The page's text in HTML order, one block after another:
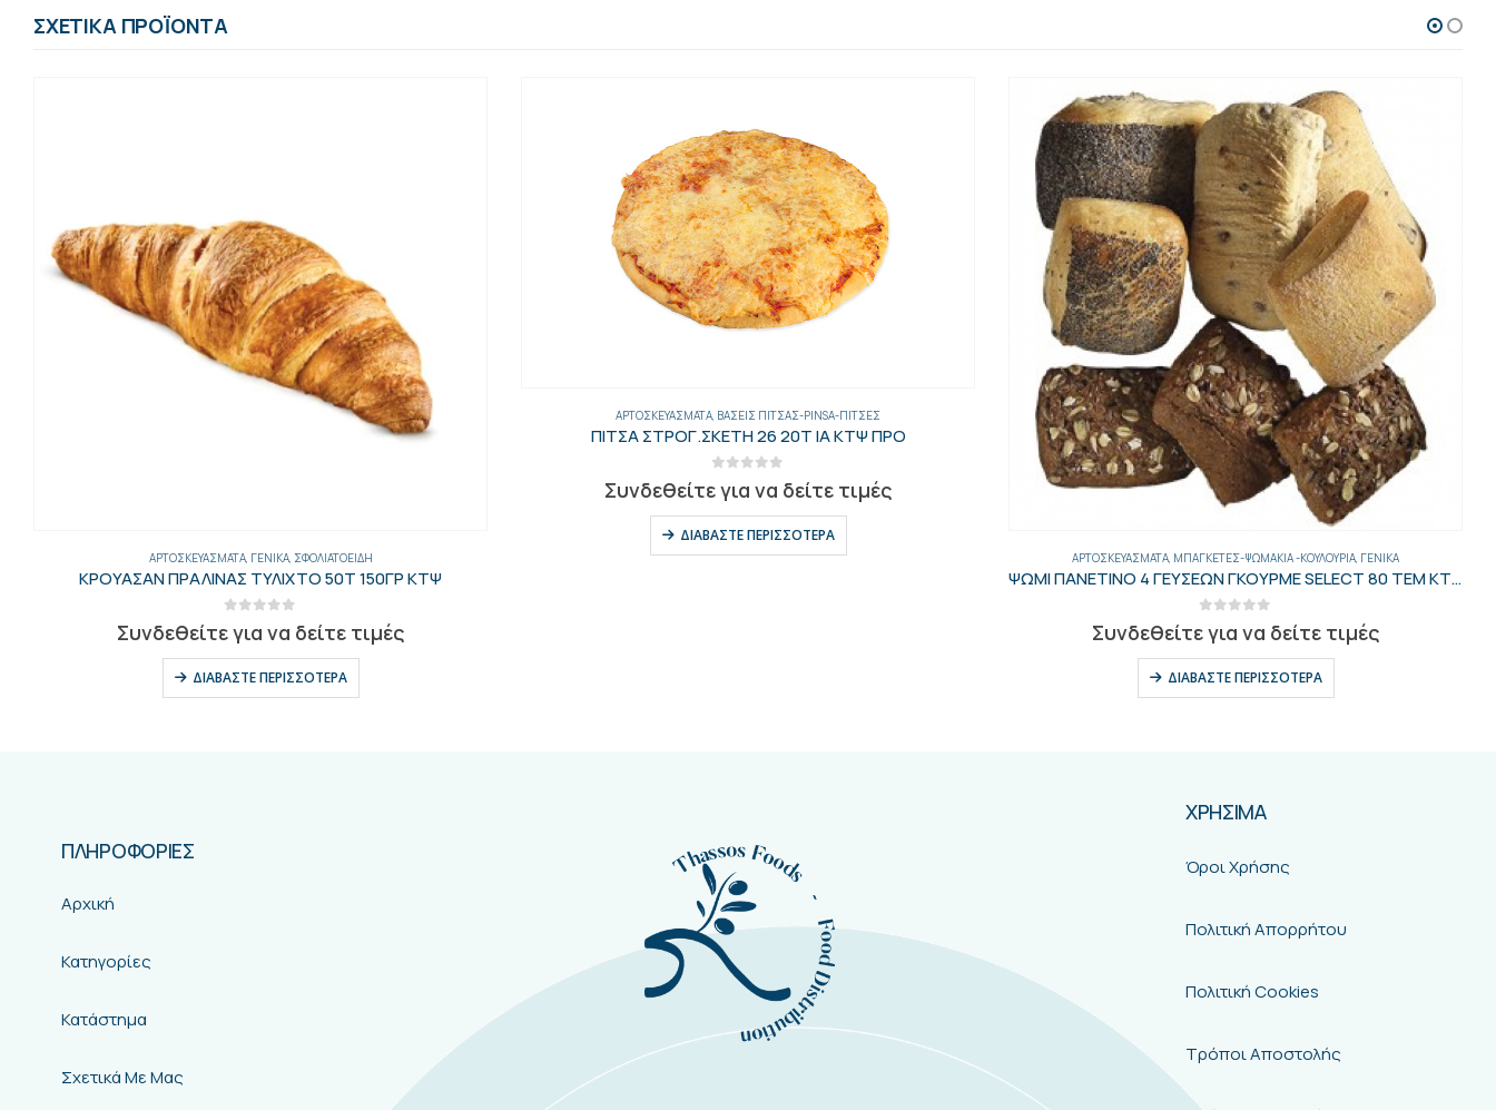
ΣΧΕΤΙΚΆ ΠΡΟΪΌΝΤΑ
ΑΡΤΟΣΚΕΥΆΣΜΑΤΑ, ΓΕΝΙΚΑ, ΣΦΟΛΙΑΤΟΕΙΔΉ
ΚΡΟΥΑΣΑΝ ΠΡΑΛΙΝΑΣ ΤΥΛΙΧΤΟ 50Τ 150ΓΡ ΚΤΨ
Συνδεθείτε για να δείτε τιμές
ΔΙΑΒΆΣΤΕ ΠΕΡΙΣΣΌΤΕΡΑ
ΑΡΤΟΣΚΕΥΆΣΜΑΤΑ, ΒΆΣΕΙΣ ΠΊΤΣΑΣ-PINSA-ΠΊΤΣΕΣ
ΠΙΤΣΑ ΣΤΡΟΓ.ΣΚΕΤΗ 26 20Τ ΙΑ ΚΤΨ ΠΡΟ
Συνδεθείτε για να δείτε τιμές
ΔΙΑΒΆΣΤΕ ΠΕΡΙΣΣΌΤΕΡΑ
ΑΡΤΟΣΚΕΥΆΣΜΑΤΑ ΜΠΑΓΚΈΤΕΣ-ΨΩΜΆΚΙΑ -ΚΟΥΛΟΎΡΙΑ ΓΕΝΙΚΑ
ΨΩΜΙ ΠΑΝΕΤΙΝΟ 4 ΓΕΥΣΕΩΝ ΓΚΟΥΡΜΕ SELECT 80 ΤΕΜ ΚΤΨ
Συνδεθείτε για να δείτε τιμές
ΔΙΑΒΆΣΤΕ ΠΕΡΙΣΣΌΤΕΡΑ
ΠΛΗΡΟΦΟΡΙΕΣ
Αρχική
Κατηγορίες
Κατάστημα
Σχετικά Με Μας
ΧΡΗΣΙΜΑ
Όροι Χρήσης
Πολιτική Απορρήτου
Πολιτική Cookies
Τρόποι Αποστολής